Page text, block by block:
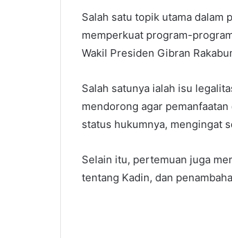
Salah satu topik utama dalam
memperkuat program-
Wakil Presiden Gibran
Salah satunya ialah isu
mendorong agar
status hukumnya, mengingat
Selain itu, pertemuan juga
tentang Kadin, dan